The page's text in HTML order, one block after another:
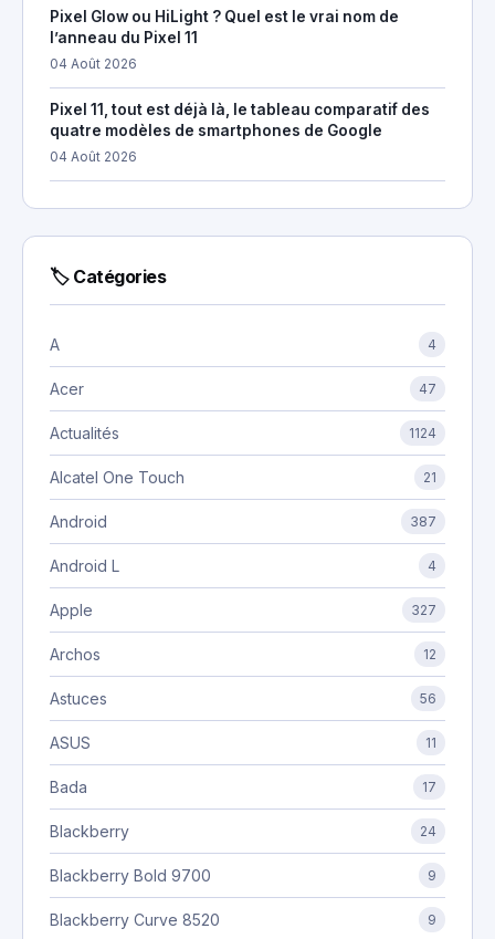
Pixel Glow ou HiLight ? Quel est le vrai nom de
l’anneau du Pixel 11
04 Août 2026
Pixel 11, tout est déjà là, le tableau comparatif des
quatre modèles de smartphones de Google
04 Août 2026
🏷 Catégories
A 4
Acer 47
Actualités 1124
Alcatel One Touch 21
Android 387
Android L 4
Apple 327
Archos 12
Astuces 56
ASUS 11
Bada 17
Blackberry 24
Blackberry Bold 9700 9
Blackberry Curve 8520 9